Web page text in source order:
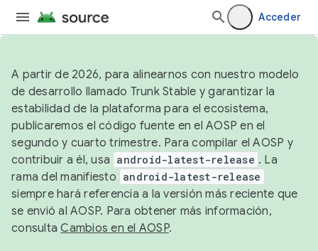
Acceder
A partir de 2026, para alinearnos con nuestro modelo
de desarrollo llamado Trunk Stable y garantizar la
estabilidad de la plataforma para el ecosistema,
publicaremos el código fuente en el AOSP en el
segundo y cuarto trimestre. Para compilar el AOSP y
contribuir a él, usa android-latest-release . La
rama del manifiesto android-latest-release
siempre hará referencia a la versión más reciente que
se envió al AOSP. Para obtener más información,
consultaCambios en el AOSP.